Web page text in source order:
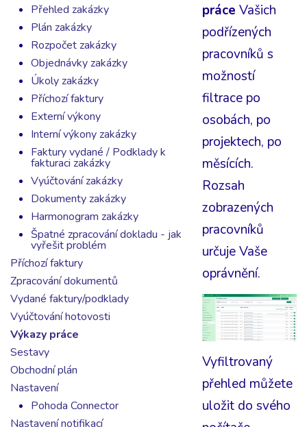
Přehled zakázky
Plán zakázky
Rozpočet zakázky
Objednávky zakázky
Úkoly zakázky
Příchozí faktury
Externí výkony
Interní výkony zakázky
Faktury vydané / Podklady k
fakturaci zakázky
Vyúčtování zakázky
Dokumenty zakázky
Harmonogram zakázky
Špatné zpracování dokladu - jak
vyřešit problém
Příchozí faktury
Zpracování dokumentů
Vydané faktury/podklady
Vyúčtování hotovosti
Výkazy práce
Sestavy
Obchodní plán
Nastavení
Pohoda Connector
Nastavení notifikací
práce Vašich
podřízených
pracovníků s
možností
filtrace po
osobách, po
projektech, po
měsících.
Rozsah
zobrazených
pracovníků
určuje Vaše
oprávnění.
Vyfiltrovaný
přehled můžete
uložit do svého